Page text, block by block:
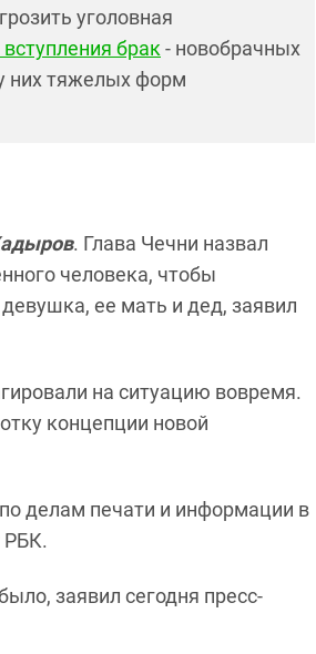
уголовная
брак- новобрачных
них тяжелых форм
. Глава Чечни назвал
человека, чтобы
ее мать и дед, заявил
на ситуацию вовремя.
концепции новой
делам печати и информации в
РБК.
заявил сегодня пресс-